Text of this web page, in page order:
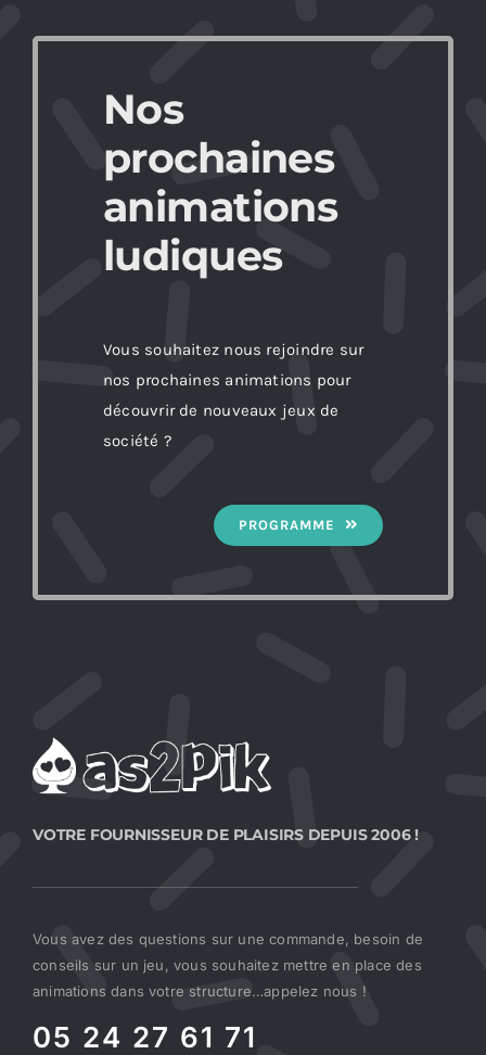
Nos
prochaines
animations
ludiques
Vous souhaitez nous rejoindre sur
nos prochaines animations pour
découvrir de nouveaux jeux de
société ?
PROGRAMME
VOTRE FOURNISSEUR DE PLAISIRS DEPUIS 2006 !
Vous avez des questions sur une commande, besoin de
conseils sur un jeu, vous souhaitez mettre en place des
animations dans votre structure…appelez nous !
05 24 27 61 71